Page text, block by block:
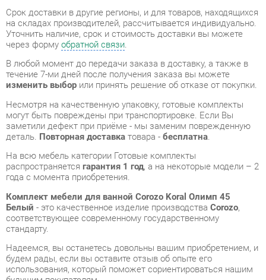
В любой момент до передачи заказа в доставку, а также в
течение 7-ми дней после получения заказа вы можете
изменить выборили принять решение об отказе от покупки.
Несмотря на качественную упаковку, готовые комплекты
могут быть повреждены при транспортировке. Если Вы
заметили дефект при приёме - мы заменим поврежденную
деталь.Повторная доставкатовара -бесплатна.
распространяетсягарантия 1 год, а на некоторые модели – 2
года с момента приобретения.
Комплект мебели для ванной Corozo Koral Олимп 45
соответствующее современному государственному
стандарту.
будем рады, если вы оставите отзыв об опыте его
использования, который поможет сориентироваться нашим
будущим покупателям.
Кроме формы
консультацию, фото и видеообзор продукции вы можете по
e-mail, телефону в Екатеринбурге и через мессенджеры
Telegram и WhatsApp.